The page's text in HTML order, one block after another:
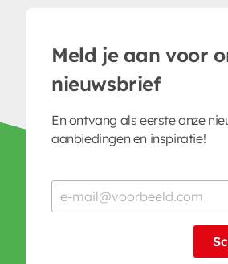
Meld je aan voor
nieuwsbrief
En ontvang als eerste onze
aanbiedingen en inspiratie!